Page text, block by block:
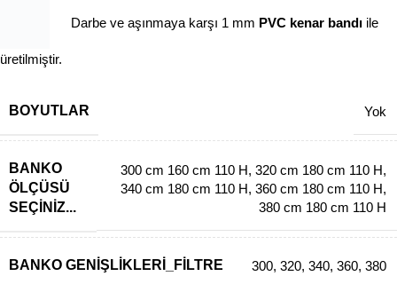
Darbe ve aşınmaya karşı 1 mm PVC kenar bandı ile
üretilmiştir.
BOYUTLAR Yok
BANKO
ÖLÇÜSÜ
SEÇINIZ...
300 cm 160 cm 110 H, 320 cm 180 cm 110 H,
340 cm 180 cm 110 H, 360 cm 180 cm 110 H,
380 cm 180 cm 110 H
BANKO GENIŞLIKLERI_FILTRE 300, 320, 340, 360, 380